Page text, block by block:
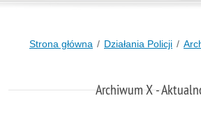
Strona główna Działania Policji
Archiwum X -